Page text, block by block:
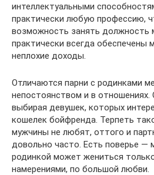
интеллектуальными
практически любую профессию,
возможность занять должность
практически всегда обеспечены
неплохие доходы.
Отличаются парни с родинками
непостоянством и в
выбирая девушек, которых
кошелек бойфренда. Терпеть
мужчины не любят, оттого и
довольно часто. Есть поверье —
родинкой может жениться
намерениями, по большой любви.